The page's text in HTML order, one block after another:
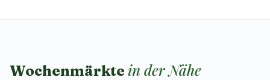
Wochenmärkte in der Nähe